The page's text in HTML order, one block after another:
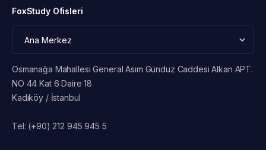
FoxStudy Ofisleri
Osmanağa Mahallesi General Asım Gündüz Caddesi Alkan APT.
NO 44 Kat 6 Daire 18
Kadıköy / İstanbul
Tel: (+90) 212 945 945 5